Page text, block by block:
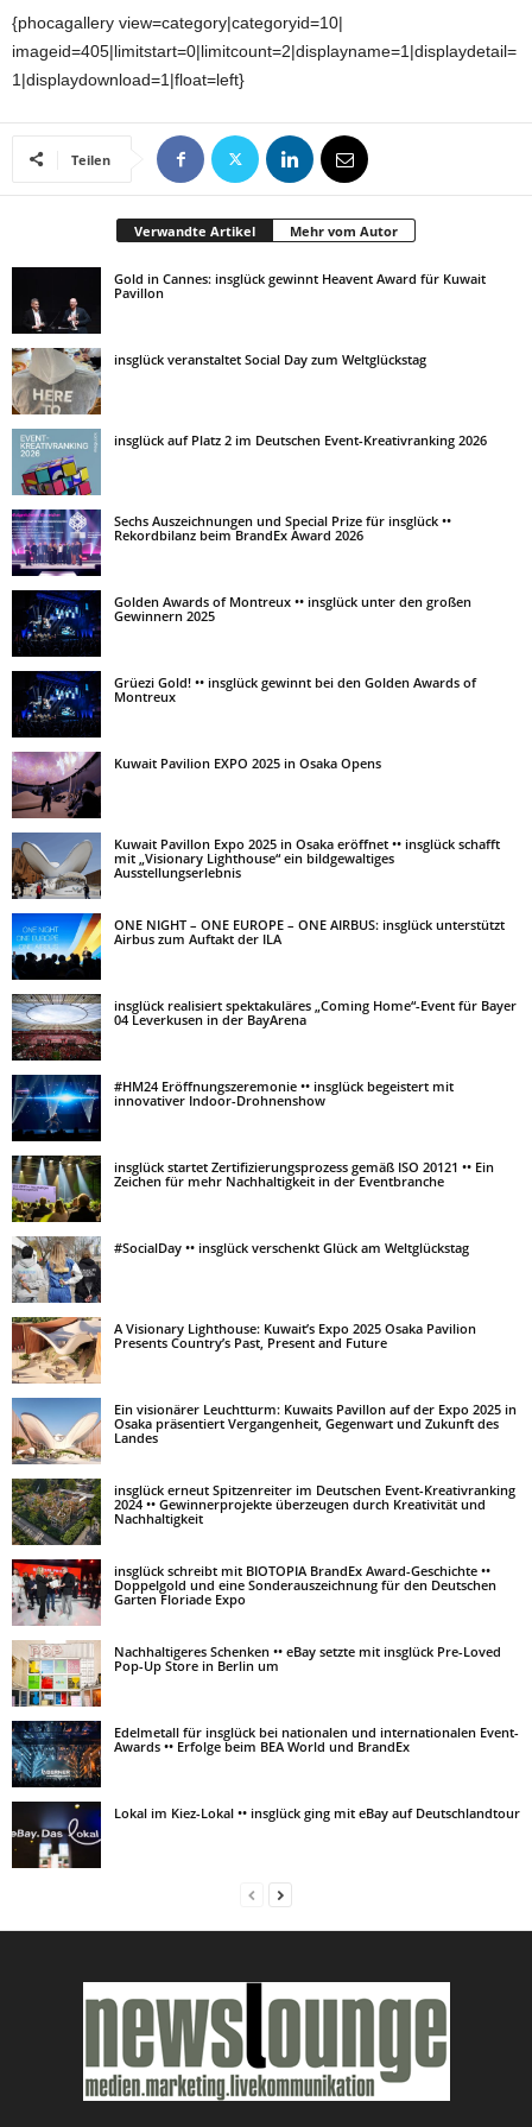
{phocagallery view=category|categoryid=10|
imageid=405|limitstart=0|limitcount=2|displayname=1|displaydetail=
1|displaydownload=1|float=left}
Teilen
Verwandte Artikel Mehr vom Autor
Gold in Cannes: insglück gewinnt Heavent Award für Kuwait
Pavillon
insglück veranstaltet Social Day zum Weltglückstag
insglück auf Platz 2 im Deutschen Event-Kreativranking 2026
Sechs Auszeichnungen und Special Prize für insglück ••
Rekordbilanz beim BrandEx Award 2026
Golden Awards of Montreux •• insglück unter den großen
Gewinnern 2025
Grüezi Gold! •• insglück gewinnt bei den Golden Awards of
Montreux
Kuwait Pavilion EXPO 2025 in Osaka Opens
Kuwait Pavillon Expo 2025 in Osaka eröffnet •• insglück schafft
mit „Visionary Lighthouse“ ein bildgewaltiges
Ausstellungserlebnis
ONE NIGHT – ONE EUROPE – ONE AIRBUS: insglück unterstützt
Airbus zum Auftakt der ILA
insglück realisiert spektakuläres „Coming Home“-Event für Bayer
04 Leverkusen in der BayArena
#HM24 Eröffnungszeremonie •• insglück begeistert mit
innovativer Indoor-Drohnenshow
insglück startet Zertifizierungsprozess gemäß ISO 20121 •• Ein
Zeichen für mehr Nachhaltigkeit in der Eventbranche
#SocialDay •• insglück verschenkt Glück am Weltglückstag
A Visionary Lighthouse: Kuwait’s Expo 2025 Osaka Pavilion
Presents Country’s Past, Present and Future
Ein visionärer Leuchtturm: Kuwaits Pavillon auf der Expo 2025 in
Osaka präsentiert Vergangenheit, Gegenwart und Zukunft des
Landes
insglück erneut Spitzenreiter im Deutschen Event-Kreativranking
2024 •• Gewinnerprojekte überzeugen durch Kreativität und
Nachhaltigkeit
insglück schreibt mit BIOTOPIA BrandEx Award-Geschichte ••
Doppelgold und eine Sonderauszeichnung für den Deutschen
Garten Floriade Expo
Nachhaltigeres Schenken •• eBay setzte mit insglück Pre-Loved
Pop-Up Store in Berlin um
Edelmetall für insglück bei nationalen und internationalen Event-
Awards •• Erfolge beim BEA World und BrandEx
Lokal im Kiez-Lokal •• insglück ging mit eBay auf Deutschlandtour